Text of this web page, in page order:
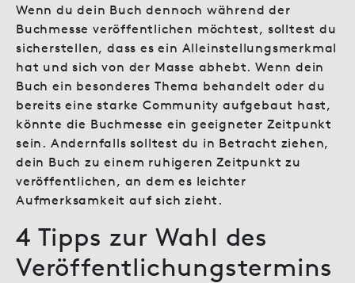
Wenn du dein Buch dennoch während der
Buchmesse veröffentlichen möchtest, solltest du
sicherstellen, dass es ein Alleinstellungsmerkmal
hat und sich von der Masse abhebt. Wenn dein
Buch ein besonderes Thema behandelt oder du
bereits eine starke Community aufgebaut hast,
könnte die Buchmesse ein geeigneter Zeitpunkt
sein. Andernfalls solltest du in Betracht ziehen,
dein Buch zu einem ruhigeren Zeitpunkt zu
veröffentlichen, an dem es leichter
Aufmerksamkeit auf sich zieht.
4 Tipps zur Wahl des
Veröffentlichungstermins